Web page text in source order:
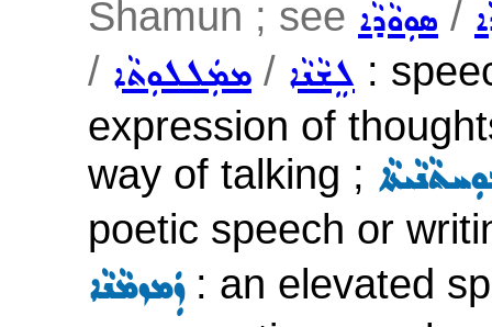
Shamun ; see ܣܘܼܘܵܕܵܐ /
/ ܡܡܲܠܠܘܼܬܵܐ / ܠܸܫܵܢܵܐ :
expression of
way of talking ;
poetic speech or
ܙܲܡܙܡܵܢܵܐ: an elevated